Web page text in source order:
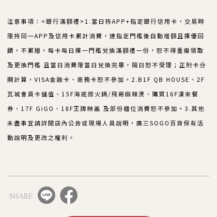
注意事項：<銀行滿額禮>1.當日持APP+指定銀行信用卡，交易時
限持同一APP及信用卡累計消費，達指定門檻後自動增額且擇優回
饋，不累贈，每卡每日擇一門檻兌換滿額禮一份，恕不得重複領取
及更換門檻 且當日消費限當日兌換完畢，隔日恕不受理；正附卡分
開計算，VISA金融卡、商務卡恕不參加。2.B1F QB HOUSE、2F
瓦城會員卡儲值、15F海底撈火鍋/飛哥麻辣燙、購買16F漢來餐
券、17F GiGO、18F王牌映画 及部份櫃位消費恕不參加。3.其他
未盡事宜請詳閱店內公告或現場人員說明，廣三SOGO百貨保有活
動說明及更改之權利。
SHARE